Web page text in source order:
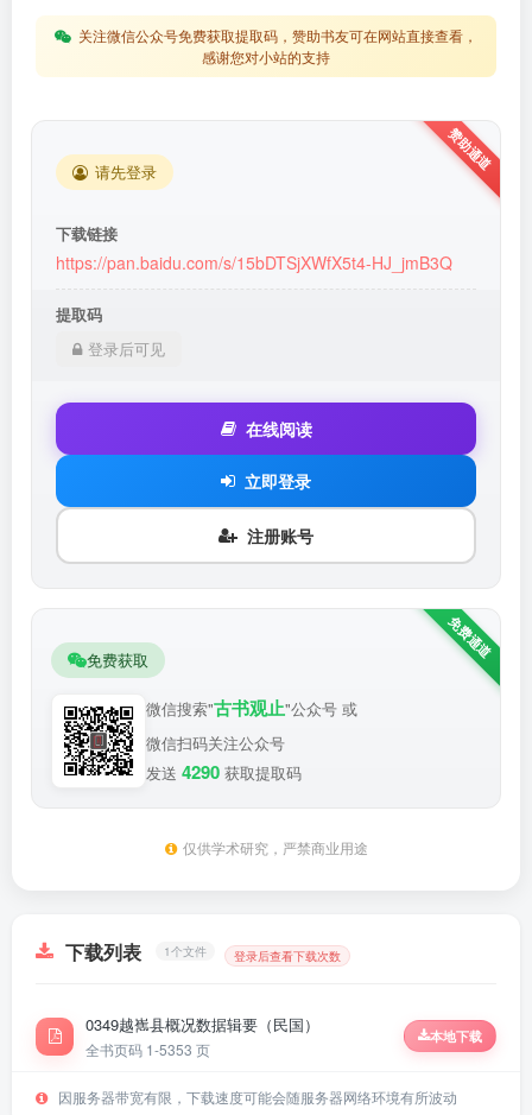
关注微信公众号免费获取提取码，赞助书友可在网站直接查看，
感谢您对小站的支持
请先登录
下载链接
https://pan.baidu.com/s/15bDTSjXWfX5t4-HJ_jmB3Q
提取码
登录后可见
在线阅读
立即登录
注册账号
免费获取
微信搜索"古书观止"公众号 或
微信扫码关注公众号
发送 4290 获取提取码
仅供学术研究，严禁商业用途
下载列表 1个文件 登录后查看下载次数
0349越嶲县概况数据辑要（民国）
全书页码 1-5353 页
本地下载
因服务器带宽有限，下载速度可能会随服务器网络环境有所波动